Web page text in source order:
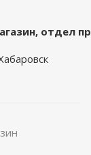
отдел